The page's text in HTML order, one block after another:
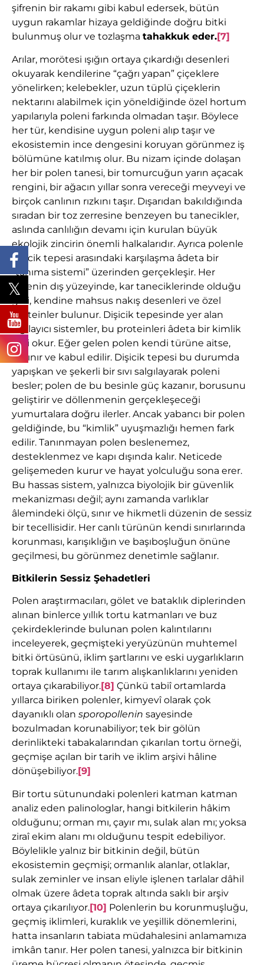
şifrenin bir rakamı gibi kabul edersek, bütün
uygun rakamlar hizaya geldiğinde doğru bitki
bulunmuş olur ve tozlaşma tahakkuk eder.[7]
Arılar, morötesi ışığın ortaya çıkardığı desenleri
okuyarak kendilerine “çağrı yapan” çiçeklere
yönelirken; kelebekler, uzun tüplü çiçeklerin
nektarını alabilmek için yöneldiğinde özel hortum
yapılarıyla poleni farkında olmadan taşır. Böylece
her tür, kendisine uygun poleni alıp taşır ve
ekosistemin ince dengesini koruyan görünmez iş
bölümüne katılmış olur. Bu nizam içinde dolaşan
her bir polen tanesi, bir tomurcuğun yarın açacak
rengini, bir ağacın yıllar sonra vereceği meyveyi ve
birçok canlının rızkını taşır. Dışarıdan bakıldığında
sıradan bir toz zerresine benzeyen bu tanecikler,
aslında canlılığın devamı için kurulan büyük
ekolojik zincirin önemli halkalarıdır. Ayrıca polenle
dişicik tepesi arasındaki karşılaşma âdeta bir
“tanıma sistemi” üzerinden gerçekleşir. Her
polenin dış yüzeyinde, kar taneciklerinde olduğu
gibi, kendine mahsus nakış desenleri ve özel
proteinler bulunur. Dişicik tepesinde yer alan
algılayıcı sistemler, bu proteinleri âdeta bir kimlik
gibi okur. Eğer gelen polen kendi türüne aitse,
tanınır ve kabul edilir. Dişicik tepesi bu durumda
yapışkan ve şekerli bir sıvı salgılayarak poleni
besler; polen de bu besinle güç kazanır, borusunu
geliştirir ve döllenmenin gerçekleşeceği
yumurtalara doğru ilerler. Ancak yabancı bir polen
geldiğinde, bu “kimlik” uyuşmazlığı hemen fark
edilir. Tanınmayan polen beslenemez,
desteklenmez ve kapı dışında kalır. Neticede
gelişemeden kurur ve hayat yolculuğu sona erer.
Bu hassas sistem, yalnızca biyolojik bir güvenlik
mekanizması değil; aynı zamanda varlıklar
âlemindeki ölçü, sınır ve hikmetli düzenin de sessiz
bir tecellisidir. Her canlı türünün kendi sınırlarında
korunması, karışıklığın ve başıboşluğun önüne
geçilmesi, bu görünmez denetimle sağlanır.
Bitkilerin Sessiz Şehadetleri
Polen araştırmacıları, gölet ve bataklık diplerinden
alınan binlerce yıllık tortu katmanları ve buz
çekirdeklerinde bulunan polen kalıntılarını
inceleyerek, geçmişteki yeryüzünün muhtemel
bitki örtüsünü, iklim şartlarını ve eski uygarlıkların
toprak kullanımı ile tarım alışkanlıklarını yeniden
ortaya çıkarabiliyor.[8] Çünkü tabiî ortamlarda
yıllarca biriken polenler, kimyevî olarak çok
dayanıklı olan sporopollenin sayesinde
bozulmadan korunabiliyor; tek bir gölün
derinlikteki tabakalarından çıkarılan tortu örneği,
geçmişe açılan bir tarih ve iklim arşivi hâline
dönüşebiliyor.[9]
Bir tortu sütunundaki polenleri katman katman
analiz eden palinologlar, hangi bitkilerin hâkim
olduğunu; orman mı, çayır mı, sulak alan mı; yoksa
ziraî ekim alanı mı olduğunu tespit edebiliyor.
Böylelikle yalnız bir bitkinin değil, bütün
ekosistemin geçmişi; ormanlık alanlar, otlaklar,
sulak zeminler ve insan eliyle işlenen tarlalar dâhil
olmak üzere âdeta toprak altında saklı bir arşiv
ortaya çıkarılıyor.[10] Polenlerin bu korunmuşluğu,
geçmiş iklimleri, kuraklık ve yeşillik dönemlerini,
hatta insanların tabiata müdahalesini anlamamıza
imkân tanır. Her polen tanesi, yalnızca bir bitkinin